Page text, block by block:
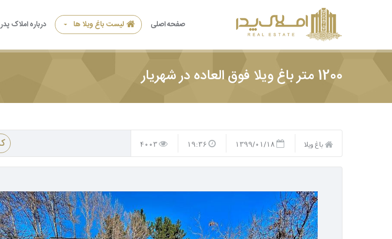
صفحه اصلی لیست باغ ویلا ها درباره املاک پدر
1200 متر باغ ویلا فوق العاده در شهریار
باغ ویلا